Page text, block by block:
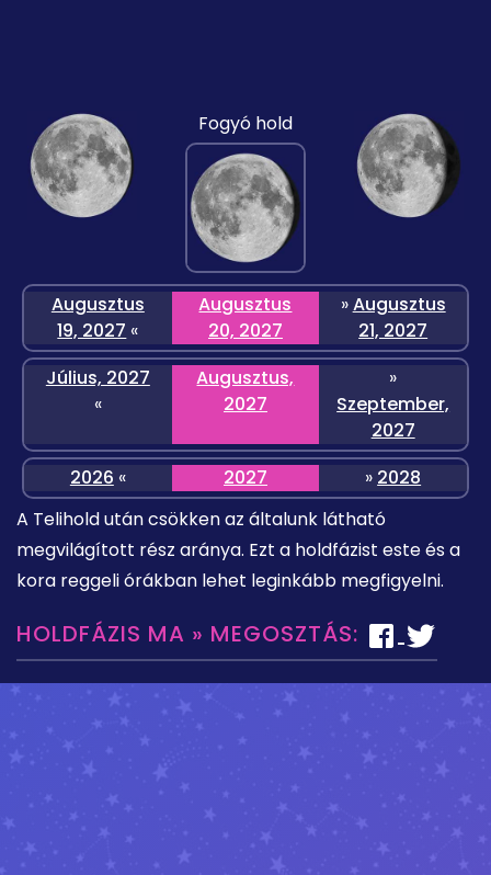
Fogyó hold
Augusztus
19, 2027 «
Augusztus
20, 2027
»Augusztus
21, 2027
Július, 2027
«
Augusztus,
2027
»
Szeptember,
2027
2026 « 2027 » 2028
A Telihold után csökken az általunk látható
megvilágított rész aránya. Ezt a holdfázist este és a
kora reggeli órákban lehet leginkább megfigyelni.
HOLDFÁZIS MA » MEGOSZTÁS: